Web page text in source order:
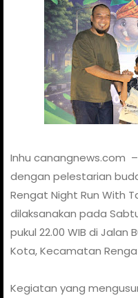
Inhu canangnews.com
dengan pelestarian
Rengat Night Run With
dilaksanakan pada
pukul 22.00 WIB di Jalan
Kota, Kecamatan
Kegiatan yang